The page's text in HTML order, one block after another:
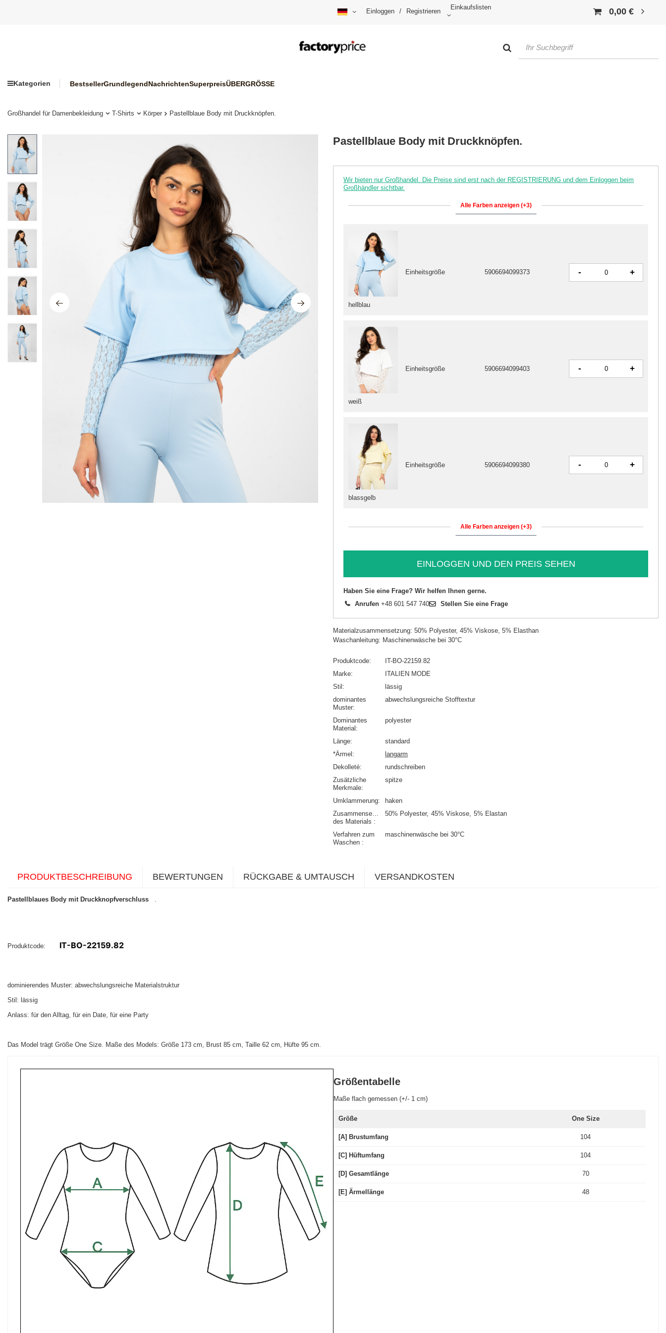
Einloggen / Registrieren
Einkaufslisten 0,00 €
Kategorien BestsellerGrundlegendNachrichtenSuperpreisÜBERGRÖSSE
Großhandel für Damenbekleidung T-Shirts Körper Pastellblaue Body mit Druckknöpfen.
Pastellblaue Body mit Druckknöpfen.
Wir bieten nur Großhandel. Die Preise sind erst nach der REGISTRIERUNG und dem Einloggen beim
Großhändler sichtbar.
Alle Farben anzeigen (+3)
weiß
Einheitsgröße 5906694099403 - +
blassgelb
Einheitsgröße 5906694099380 - +
hellblau
Einheitsgröße 5906694099373 - +
Alle Farben anzeigen (+3)
EINLOGGEN UND DEN PREIS SEHEN
Haben Sie eine Frage? Wir helfen Ihnen gerne.
Anrufen +48 601 547 740 Stellen Sie eine Frage
Materialzusammensetzung: 50% Polyester, 45% Viskose, 5% Elasthan
Waschanleitung: Maschinenwäsche bei 30°C
Produktcode
IT-BO-22159.82
Marke
ITALIEN MODE
Stil
lässig
dominantes
Muster
abwechslungsreiche Stofftextur
Dominantes
Material
polyester
Länge
standard
*Ärmel
langarm
Dekolleté
rundschreiben
Zusätzliche
Merkmale
spitze
Umklammerung
haken
Zusammensetzung
des Materials
50% Polyester 45% Viskose 5% Elastan
Verfahren zum
Waschen
maschinenwäsche bei 30°C
PRODUKTBESCHREIBUNG BEWERTUNGEN RÜCKGABE & UMTAUSCH VERSANDKOSTEN
Pastellblaues Body mit Druckknopfverschluss .
Produktcode: IT-BO-22159.82
dominierendes Muster: abwechslungsreiche Materialstruktur
Stil: lässig
Anlass: für den Alltag, für ein Date, für eine Party
Das Model trägt Größe One Size. Maße des Models: Größe 173 cm, Brust 85 cm, Taille 62 cm, Hüfte 95 cm.
Größentabelle
Maße flach gemessen (+/- 1 cm)
Größe One Size
[A] Brustumfang 104
[C] Hüftumfang 104
[D] Gesamtlänge 70
[E] Ärmellänge 48